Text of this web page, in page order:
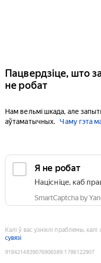
Пацвердзіце, што
не робат
Нам вельмі шкада, але
аўтаматычных.
Чаму гэта
Я не робат
Націсніце, каб
SmartCaptcha by
Калі ў вас узніклі праблемы,
сувязі
9184214839076906589:1786122907